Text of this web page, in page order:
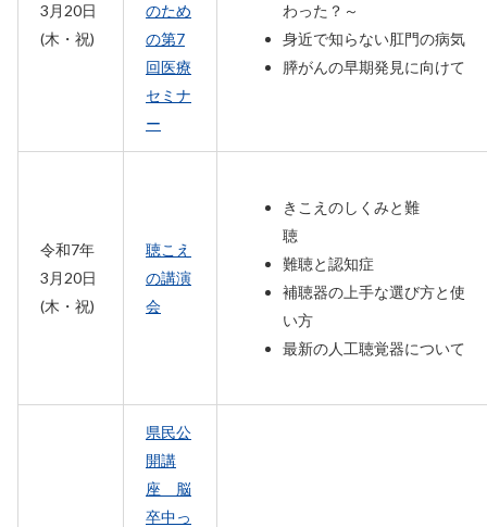
3月20日
(木・祝)
のため
の第7
回医療
セミナ
ー
わった？～
身近で知らない肛門の病気
膵がんの早期発見に向けて
令和7年
3月20日
(木・祝)
聴こえ
の講演
会
きこえのしくみと難
聴
難聴と認知症
補聴器の上手な選び方と使
い方
最新の人工聴覚器について
県民公
開講
座 脳
卒中っ